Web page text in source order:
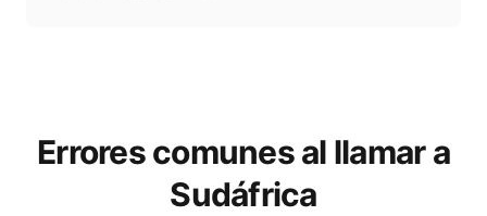
Errores comunes al llamar a
Sudáfrica